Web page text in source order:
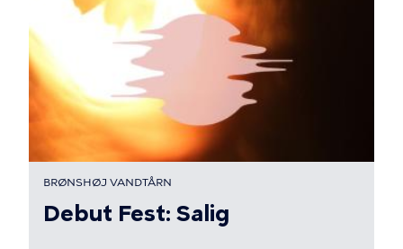
BRØNSHØJ VANDTÅRN
Debut Fest: Salig